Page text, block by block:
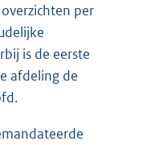
per
is de eerste
afdeling de